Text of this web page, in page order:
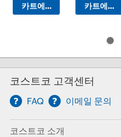
카트에 담기 카트에 담기
코스트코 고객센터
FAQ 이메일 문의
코스트코 소개